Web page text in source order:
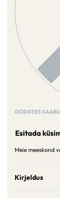
OODATES
Esitada
Meie meeskond
Kirjeldus